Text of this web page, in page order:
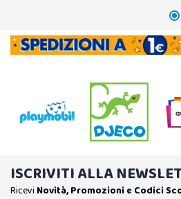
ISCRIVITI ALLA
Ricevi Novità, Promozioni e Codici